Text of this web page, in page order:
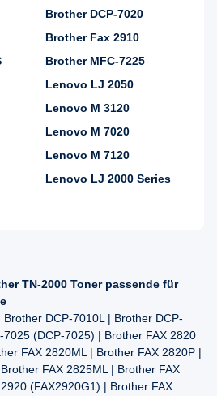
Brother DCP-7020
Brother Fax 2910
Brother MFC-7225
Lenovo LJ 2050
Lenovo M 3120
Lenovo M 7020
Lenovo M 7120
Lenovo LJ 2000 Series
TN-2000 Toner passende für
DCP-7010L | Brother DCP-
(DCP-7025) | Brother FAX 2820
FAX 2820ML | Brother FAX 2820P |
FAX 2825ML | Brother FAX
(FAX2920G1) | Brother FAX